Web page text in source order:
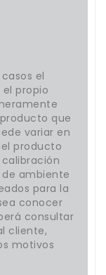
el
propio
que
variar en
producto
ambiente
para la
conocer
consultar
cliente,
motivos